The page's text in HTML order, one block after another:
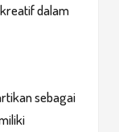
dalam
sebagai